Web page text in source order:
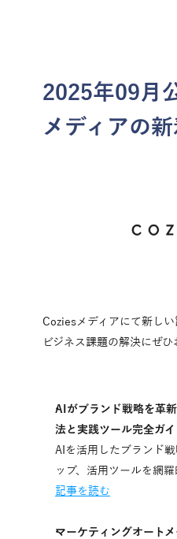
2025年09月
メディアの
Coziesメディアにて新しい
ビジネス課題の解決にぜひ
AIがブランド戦略を革
法と実践ツール完全ガイ
AIを活用したブランド
ップ、活用ツールを網羅
記事を読む
マーケティングオート